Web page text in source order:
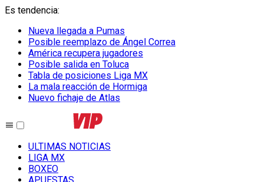
Es tendencia:
Nueva llegada a Pumas
Posible reemplazo de Ángel Correa
América recupera jugadores
Posible salida en Toluca
Tabla de posiciones Liga MX
La mala reacción de Hormiga
Nuevo fichaje de Atlas
ULTIMAS NOTICIAS
LIGA MX
BOXEO